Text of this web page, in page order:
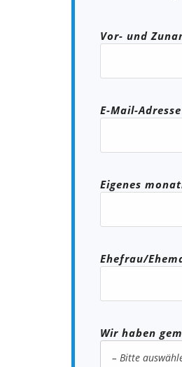
Vor- und
E-Mail-
Eigenes
Ehefrau/
Wir haben